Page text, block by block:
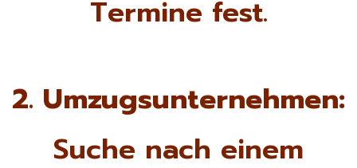
Termine fest.
2. Umzugsunternehmen:
Suche nach einem